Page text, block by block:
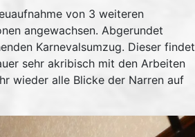
von 3 weiteren
angewachsen. Abgerundet
Karnevalsumzug. Dieser findet
sehr akribisch mit den Arbeiten
wieder alle Blicke der Narren auf